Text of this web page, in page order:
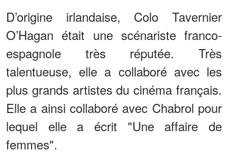
D’origine irlandaise, Colo Tavernier
O’Hagan était une scénariste franco-
espagnole très réputée. Très
talentueuse, elle a collaboré avec les
plus grands artistes du cinéma français.
Elle a ainsi collaboré avec Chabrol pour
lequel elle a écrit "Une affaire de
femmes".